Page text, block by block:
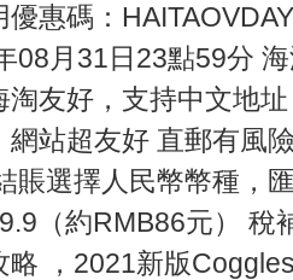
優惠碼：
08月31日23點59分
淘友好，支持中文地
網站超友好 直郵有風
賬選擇人民幣幣種，
（約RMB86元） 稅
略 ，2021新版